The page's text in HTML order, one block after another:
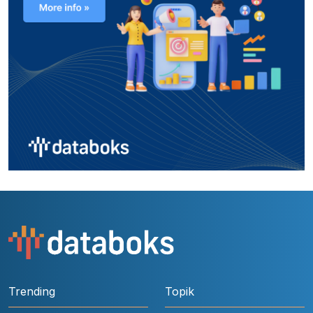
Trending Topik